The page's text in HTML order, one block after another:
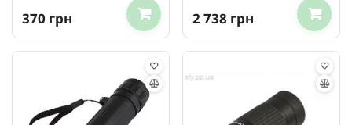
370 грн 2 738 грн